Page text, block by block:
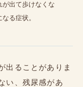
が出て歩けなくな
る症状。
出ることがありま
い、残尿感があ